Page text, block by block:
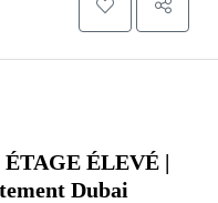
ÉLEVÉ |
Dubai